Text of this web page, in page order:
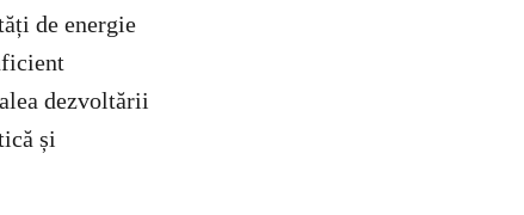
de energie
dezvoltării
și